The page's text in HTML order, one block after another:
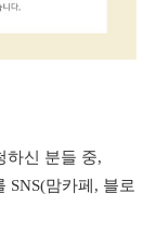
하신 분들 중,
SNS(맘카페, 블로